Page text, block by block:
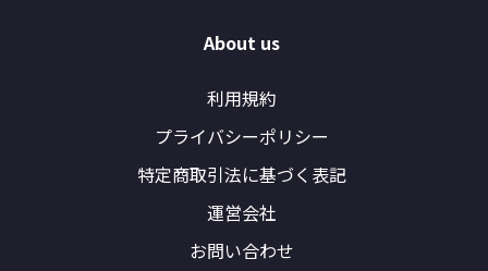
About us
利用規約
プライバシーポリシー
特定商取引法に基づく表記
運営会社
お問い合わせ